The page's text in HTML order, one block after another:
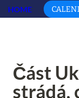
HOME
Část
strádá,